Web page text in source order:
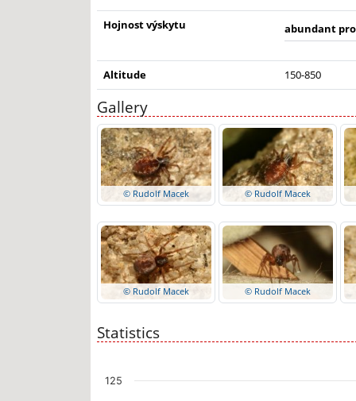
Hojnost výskytu abundant
Altitude 150-850
Gallery
© Rudolf Macek © Rudolf Macek
© Rudolf Macek © Rudolf Macek
Statistics
Chart
125